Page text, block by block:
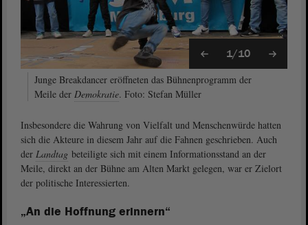
1/10
Junge Breakdancer eröffneten das Bühnenprogramm der
Meile der Demokratie. Foto: Stefan Müller
Insbesondere die Wahrung von Vielfalt und Menschenwürde hatten
sich die Akteure in diesem Jahr auf die Fahnen geschrieben. Auch
der Landtag beteiligte sich mit einem Informationsstand an der
Meile, direkt an der Bühne am Alten Markt gelegen, war er Zielort
der politische Interessierten.
„An die Hoffnung erinnern“